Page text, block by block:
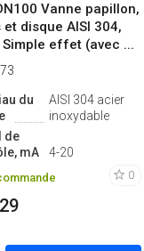
Vanne papillon,
disque AISI 304,
Simple effet (avec ...
du
AISI 304 acier
inoxydable
de
mA
4-20
0